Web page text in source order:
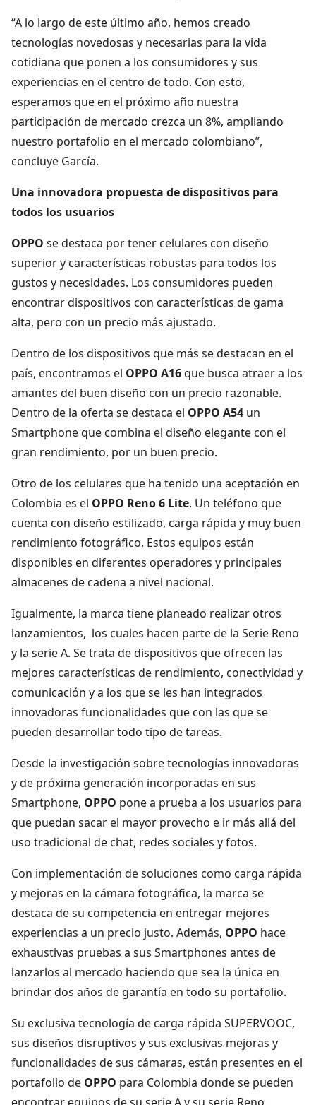
“A lo largo de este último año, hemos creado
tecnologías novedosas y necesarias para la vida
cotidiana que ponen a los consumidores y sus
experiencias en el centro de todo. Con esto,
esperamos que en el próximo año nuestra
participación de mercado crezca un 8%, ampliando
nuestro portafolio en el mercado colombiano”,
concluye García.
Una innovadora propuesta de dispositivos para
todos los usuarios
OPPO se destaca por tener celulares con diseño
superior y características robustas para todos los
gustos y necesidades. Los consumidores pueden
encontrar dispositivos con características de gama
alta, pero con un precio más ajustado.
Dentro de los dispositivos que más se destacan en el
país, encontramos el OPPO A16que busca atraer a los
amantes del buen diseño con un precio razonable.
Dentro de la oferta se destaca el OPPO A54 un
Smartphone que combina el diseño elegante con el
gran rendimiento, por un buen precio.
Otro de los celulares que ha tenido una aceptación en
Colombia es el OPPO Reno 6 Lite. Un teléfono que
cuenta con diseño estilizado, carga rápida y muy buen
rendimiento fotográfico. Estos equipos están
disponibles en diferentes operadores y principales
almacenes de cadena a nivel nacional.
Igualmente, la marca tiene planeado realizar otros
lanzamientos, los cuales hacen parte de la Serie Reno
y la serie A. Se trata de dispositivos que ofrecen las
mejores características de rendimiento, conectividad y
comunicación y a los que se les han integrados
innovadoras funcionalidades que con las que se
pueden desarrollar todo tipo de tareas.
Desde la investigación sobre tecnologías innovadoras
y de próxima generación incorporadas en sus
Smartphone, OPPO pone a prueba a los usuarios para
que puedan sacar el mayor provecho e ir más allá del
uso tradicional de chat, redes sociales y fotos.
Con implementación de soluciones como carga rápida
y mejoras en la cámara fotográfica, la marca se
destaca de su competencia en entregar mejores
experiencias a un precio justo. Además, OPPO hace
exhaustivas pruebas a sus Smartphones antes de
lanzarlos al mercado haciendo que sea la única en
brindar dos años de garantía en todo su portafolio.
Su exclusiva tecnología de carga rápida SUPERVOOC,
sus diseños disruptivos y sus exclusivas mejoras y
funcionalidades de sus cámaras, están presentes en el
portafolio de OPPO para Colombia donde se pueden